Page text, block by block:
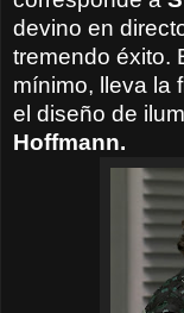
devino en
tremendo éxito.
mínimo, lleva la
el diseño de
Hoffmann.